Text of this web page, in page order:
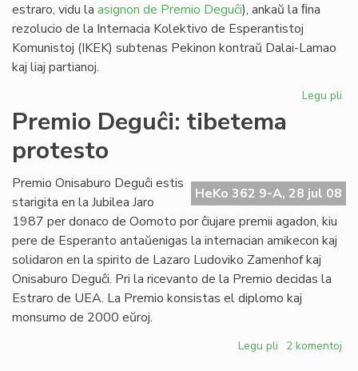
estraro, vidu la asignon de Premio Deguĉi), ankaŭ la ﬁna
rezolucio de la Internacia Kolektivo de Esperantistoj
Komunistoj (IKEK) subtenas Pekinon kontraŭ Dalai-Lamao
kaj liaj partianoj.
Legu pli
Premio Deguĉi: tibetema
protesto
HeKo 362 9-A, 28 jul 08
Premio Onisaburo Deguĉi estis
starigita en la Jubilea Jaro
1987 per donaco de Oomoto por ĉiujare premii agadon, kiu
pere de Esperanto antaŭenigas la internacian amikecon kaj
solidaron en la spirito de Lazaro Ludoviko Zamenhof kaj
Onisaburo Deguĉi. Pri la ricevanto de la Premio decidas la
Estraro de UEA. La Premio konsistas el diplomo kaj
monsumo de 2000 eŭroj.
Legu pli pri2 komentoj